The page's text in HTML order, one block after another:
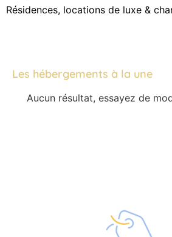
Résidences, locations de luxe &
Les hébergements à la une
Aucun résultat, essayez de